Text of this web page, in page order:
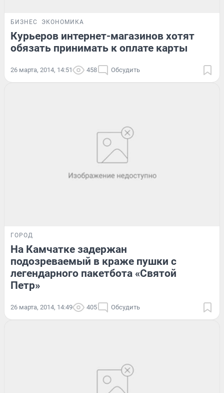
БИЗНЕС ЭКОНОМИКА
Курьеров интернет-магазинов хотят
обязать принимать к оплате карты
26 марта, 2014, 14:51 458 Обсудить
ГОРОД
На Камчатке задержан
подозреваемый в краже пушки с
легендарного пакетбота «Святой
Петр»
26 марта, 2014, 14:49 405 Обсудить